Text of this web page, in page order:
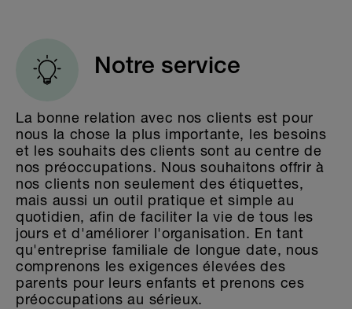
Notre service
La bonne relation avec nos clients est pour
nous la chose la plus importante, les besoins
et les souhaits des clients sont au centre de
nos préoccupations. Nous souhaitons offrir à
nos clients non seulement des étiquettes,
mais aussi un outil pratique et simple au
quotidien, afin de faciliter la vie de tous les
jours et d'améliorer l'organisation. En tant
qu'entreprise familiale de longue date, nous
comprenons les exigences élevées des
parents pour leurs enfants et prenons ces
préoccupations au sérieux.